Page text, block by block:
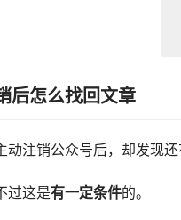
后怎么找回文章
动注销公众号后，却发现
过这是有一定条件的。